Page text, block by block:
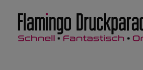
Hauptnavigation springen